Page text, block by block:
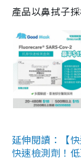
產品以鼻拭子
延伸閱讀：【
快速檢測劑！